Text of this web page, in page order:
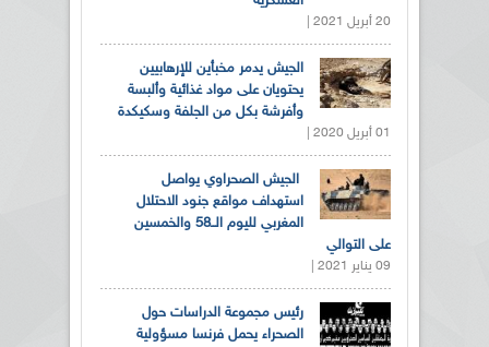
20 أبريل 2021 |
الجيش يدمر مخبأين للإرهابيين
يحتويان على مواد غذائية وألبسة
وأفرشة بكل من الجلفة وسكيكدة
01 أبريل 2020 |
الجيش الصحراوي يواصل
استهداف مواقع جنود الاحتلال
المغربي لليوم الــ58 والخمسين
على التوالي
09 يناير 2021 |
رئيس مجموعة الدراسات حول
الصحراء يحمل فرنسا مسؤولية